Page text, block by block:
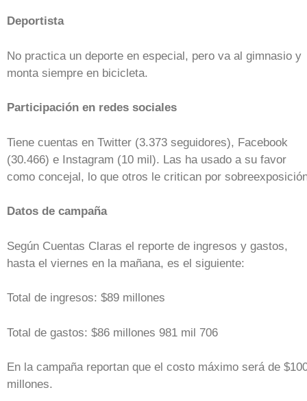
Deportista
No practica un deporte en especial, pero va al gimnasio y
monta siempre en bicicleta.
Participación en redes sociales
Tiene cuentas en Twitter (3.373 seguidores), Facebook
(30.466) e Instagram (10 mil). Las ha usado a su favor
como concejal, lo que otros le critican por
Datos de campaña
Según Cuentas Claras el reporte de ingresos y gastos,
hasta el viernes en la mañana, es el siguiente:
Total de ingresos: $89 millones
Total de gastos: $86 millones 981 mil 706
En la campaña reportan que el costo máximo será de
millones.